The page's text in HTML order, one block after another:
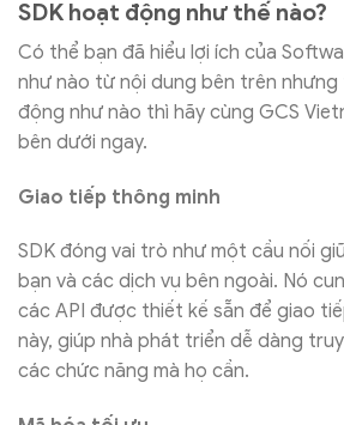
SDK hoạt động như thế nào?
Có thể bạn đã hiểu lợi ích của
như nào từ nội dung bên trên
động như nào thì hãy cùng GCS
bên dưới ngay.
Giao tiếp thông minh
SDK đóng vai trò như một cầu nối
bạn và các dịch vụ bên ngoài. Nó
các API được thiết kế sẵn để giao
này, giúp nhà phát triển dễ dàng
các chức năng mà họ cần.